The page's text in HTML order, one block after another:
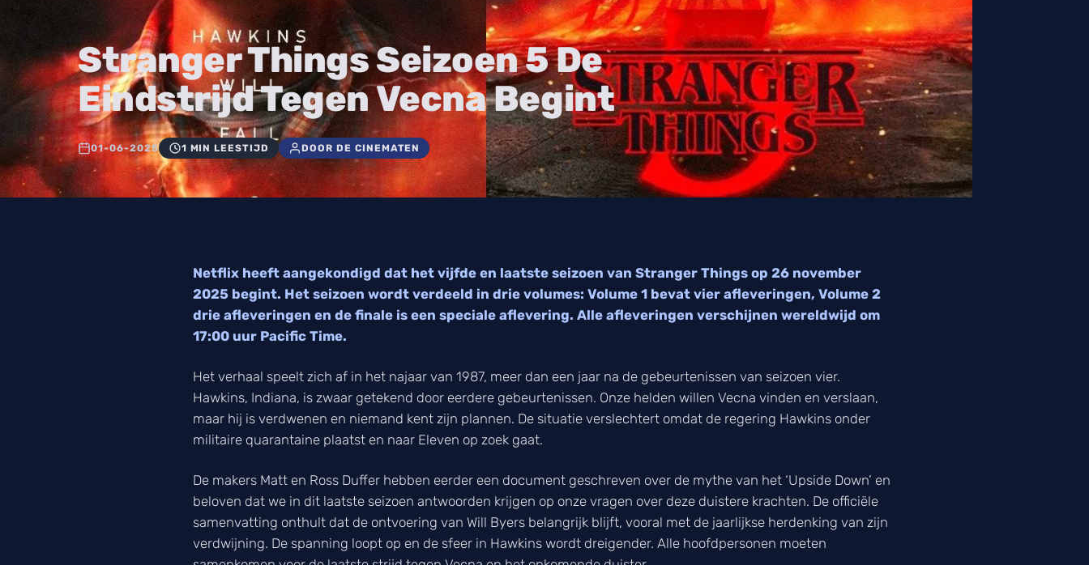
Stranger Things Seizoen 5 De
Eindstrijd Tegen Vecna Begint
01-06-2025 1 MIN LEESTIJD DOOR DE CINEMATEN
Netflix heeft aangekondigd dat het vijfde en laatste seizoen van Stranger Things op 26 november
2025 begint. Het seizoen wordt verdeeld in drie volumes: Volume 1 bevat vier afleveringen, Volume 2
drie afleveringen en de finale is een speciale aflevering. Alle afleveringen verschijnen wereldwijd om
17:00 uur Pacific Time.
Het verhaal speelt zich af in het najaar van 1987, meer dan een jaar na de gebeurtenissen van seizoen vier.
Hawkins, Indiana, is zwaar getekend door eerdere gebeurtenissen. Onze helden willen Vecna vinden en verslaan,
maar hij is verdwenen en niemand kent zijn plannen. De situatie verslechtert omdat de regering Hawkins onder
militaire quarantaine plaatst en naar Eleven op zoek gaat.
De makers Matt en Ross Duffer hebben eerder een document geschreven over de mythe van het ‘Upside Down’ en
beloven dat we in dit laatste seizoen antwoorden krijgen op onze vragen over deze duistere krachten. De officiële
samenvatting onthult dat de ontvoering van Will Byers belangrijk blijft, vooral met de jaarlijkse herdenking van zijn
verdwijning. De spanning loopt op en de sfeer in Hawkins wordt dreigender. Alle hoofdpersonen moeten